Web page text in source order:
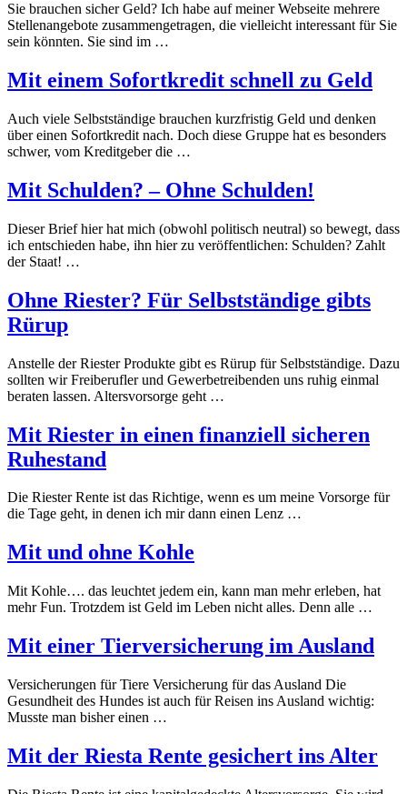
Sie brauchen sicher Geld? Ich habe auf meiner Webseite mehrere
Stellenangebote zusammengetragen, die vielleicht interessant für Sie
sein könnten. Sie sind im …
Mit einem Sofortkredit schnell zu Geld
Auch viele Selbstständige brauchen kurzfristig Geld und denken
über einen Sofortkredit nach. Doch diese Gruppe hat es besonders
schwer, vom Kreditgeber die …
Mit Schulden? – Ohne Schulden!
Dieser Brief hier hat mich (obwohl politisch neutral) so bewegt, dass
ich entschieden habe, ihn hier zu veröffentlichen: Schulden? Zahlt
der Staat! …
Ohne Riester? Für Selbstständige gibts
Rürup
Anstelle der Riester Produkte gibt es Rürup für Selbstständige. Dazu
sollten wir Freiberufler und Gewerbetreibenden uns ruhig einmal
beraten lassen. Altersvorsorge geht …
Mit Riester in einen finanziell sicheren
Ruhestand
Die Riester Rente ist das Richtige, wenn es um meine Vorsorge für
die Tage geht, in denen ich mir dann einen Lenz …
Mit und ohne Kohle
Mit Kohle…. das leuchtet jedem ein, kann man mehr erleben, hat
mehr Fun. Trotzdem ist Geld im Leben nicht alles. Denn alle …
Mit einer Tierversicherung im Ausland
Versicherungen für Tiere Versicherung für das Ausland Die
Gesundheit des Hundes ist auch für Reisen ins Ausland wichtig:
Musste man bisher einen …
Mit der Riesta Rente gesichert ins Alter